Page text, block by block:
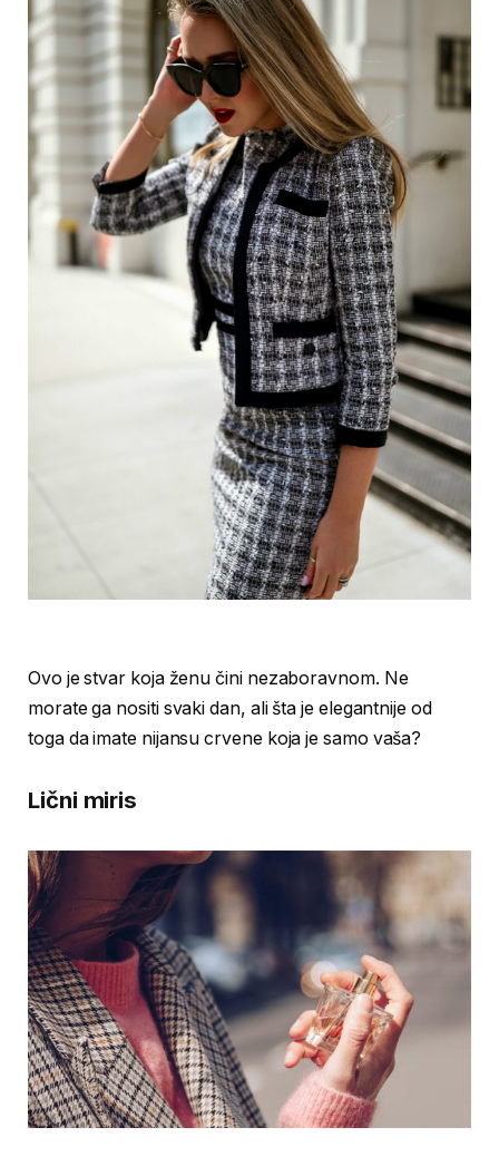
Ovo je stvar koja ženu čini nezaboravnom. Ne
morate ga nositi svaki dan, ali šta je elegantnije od
toga da imate nijansu crvene koja je samo vaša?
Lični miris